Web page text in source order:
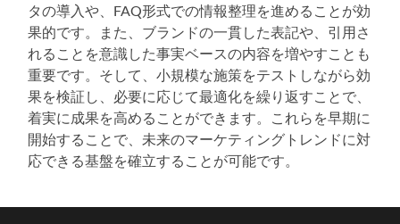
タの導入や、FAQ形式での情報整理を進めることが効
果的です。また、ブランドの一貫した表記や、引用さ
れることを意識した事実ベースの内容を増やすことも
重要です。そして、小規模な施策をテストしながら効
果を検証し、必要に応じて最適化を繰り返すことで、
着実に成果を高めることができます。これらを早期に
開始することで、未来のマーケティングトレンドに対
応できる基盤を確立することが可能です。